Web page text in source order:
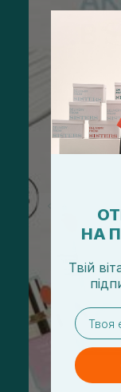
НА
Твій
email